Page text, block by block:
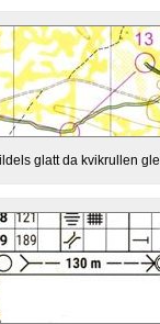
glatt da kvikrullen